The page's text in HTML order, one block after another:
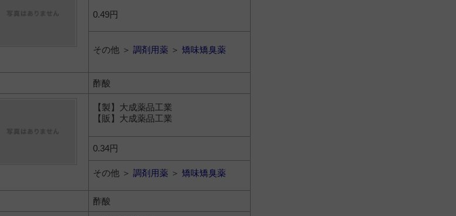
0.49円
その他 ＞ 調剤用薬 ＞ 矯味矯臭薬
酢酸
【製】大成薬品工業
【販】大成薬品工業
0.34円
その他 ＞ 調剤用薬 ＞ 矯味矯臭薬
酢酸